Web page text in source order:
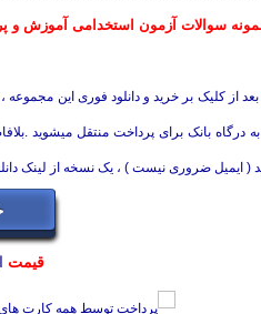
سوالات آزمون استخدامی آموزش و
بعد از کلیک بر خرید و دانلود فوری این
درگاه بانک برای پرداخت منتقل میشوید
( ایمیل ضروری نیست ) ، یک نسخه از لینک
قیمت